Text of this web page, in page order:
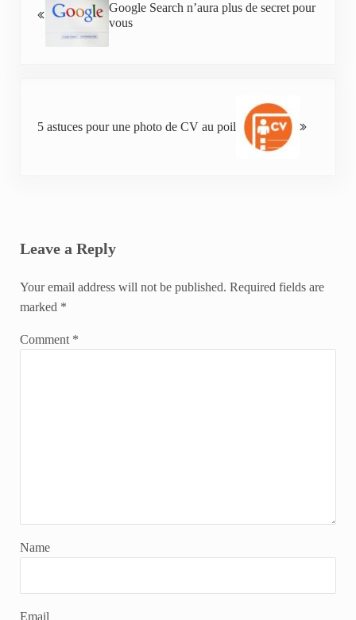
Google Search n’aura plus de secret pour
vous
5 astuces pour une photo de CV au poil
Leave a Reply
Your email address will not be published. Required fields are
marked *
Comment *
Name
Email